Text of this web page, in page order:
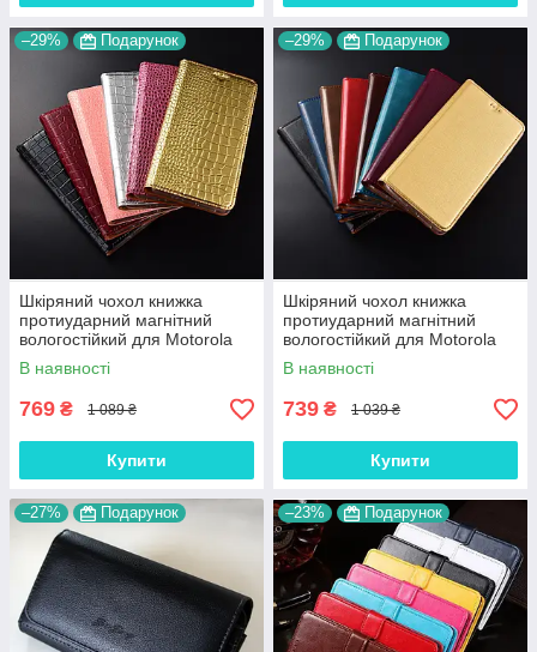
–29% Подарунок
Шкіряний чохол книжка
протиударний магнітний
вологостійкий для Motorola
Edge Plus+ "GOLDAX"
В наявності
769 ₴ 1 089 ₴
Купити
–29% Подарунок
Шкіряний чохол книжка
протиударний магнітний
вологостійкий для Motorola
Edge Plus+ "VERSANO"
В наявності
739 ₴ 1 039 ₴
Купити
–27% Подарунок –23% Подарунок